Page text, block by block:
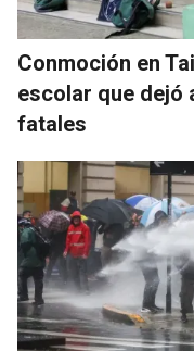
Conmoción en
escolar que dejó
fatales